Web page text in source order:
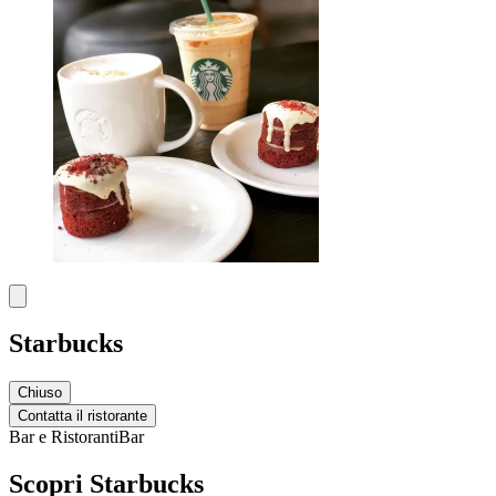
Starbucks
Chiuso
Contatta il ristorante
Bar e RistorantiBar
Scopri Starbucks